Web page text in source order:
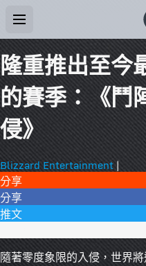
隆重推出至今
的賽季：《鬥
侵》
Blizzard Entertainment |
分享
分享
推文
隨著零度象限的入侵，世界